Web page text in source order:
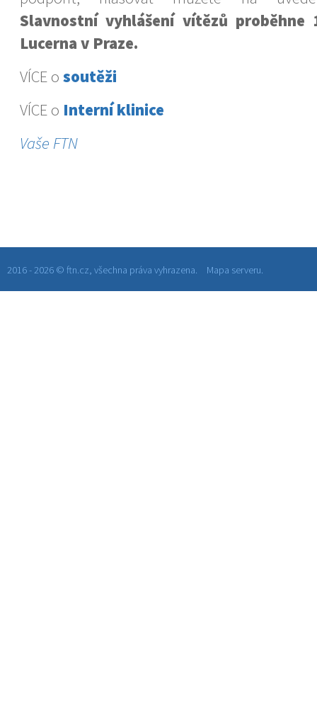
Slavnostní vyhlášení vítězů
Lucerna v Praze.
VÍCE o soutěži
VÍCE o Interní klinice
Vaše FTN
2016 - 2026 © ftn.cz, všechna práva vyhrazena. Mapa serveru.